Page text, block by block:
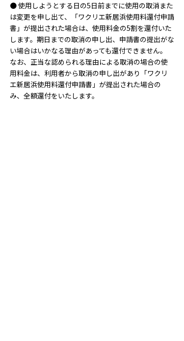
● 使用しようとする日の5日前までに使用の取消また
は変更を申し出て、「ワクリエ新居浜使用料還付申請
書」が提出された場合は、使用料金の5割を還付いた
します。期日までの取消の申し出、申請書の提出がな
い場合はいかなる理由があっても還付できません。
なお、正当な認められる理由による取消の場合の使
用料金は、利用者から取消の申し出があり「ワクリ
エ新居浜使用料還付申請書」が提出された場合の
み、全額還付をいたします。